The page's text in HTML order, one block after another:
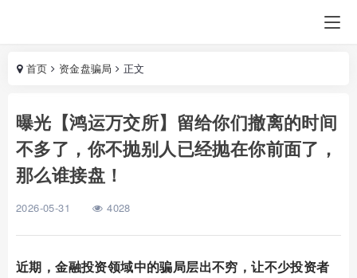
首页 资金盘骗局 正文
曝光【鸿运万交所】留给你们撤离的时间
不多了，你不抛别人已经抛在你前面了，
那么谁接盘！
2026-05-31 4028
近期，金融投资领域中的骗局层出不穷，让不少投资者